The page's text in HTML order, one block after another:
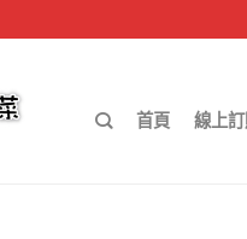
首頁 線上